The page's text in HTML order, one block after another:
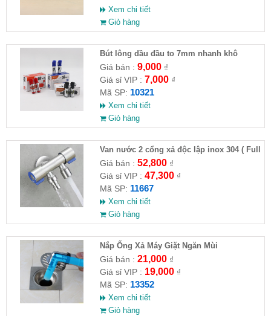
Xem chi tiết
Giỏ hàng
Bút lông dầu đầu to 7mm nhanh khô
Giá bán : 9,000₫
Giá sỉ VIP : 7,000₫
Mã SP: 10321
Xem chi tiết
Giỏ hàng
Van nước 2 cổng xả độc lập inox 304 ( Full
VAT )
Giá bán : 52,800₫
Giá sỉ VIP : 47,300₫
Mã SP: 11667
Xem chi tiết
Giỏ hàng
Nắp Ống Xả Máy Giặt Ngăn Mùi
Giá bán : 21,000₫
Giá sỉ VIP : 19,000₫
Mã SP: 13352
Xem chi tiết
Giỏ hàng